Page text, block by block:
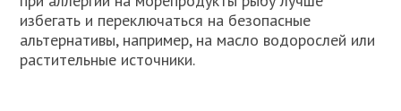
избегать и переключаться на безопасные
альтернативы, например, на масло водорослей или
растительные источники.